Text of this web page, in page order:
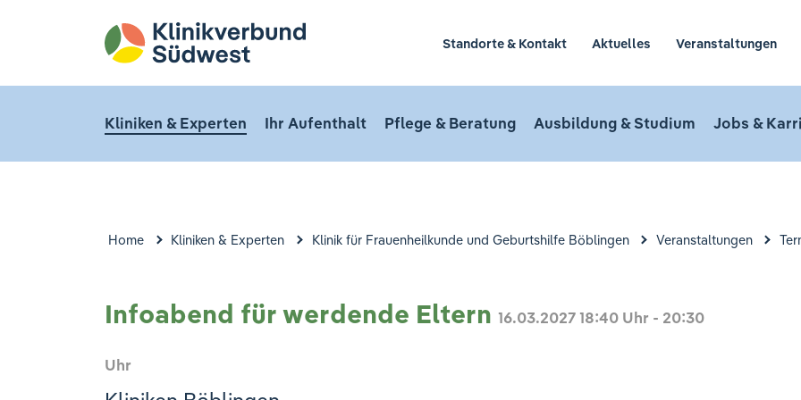
Standorte & Kontakt Aktuelles Veranstaltungen
Kliniken & Experten Ihr Aufenthalt Pflege & Beratung Ausbildung & Studium Jobs &
Home Kliniken & Experten Klinik für Frauenheilkunde und Geburtshilfe Böblingen Veranstaltungen
Infoabend für werdende Eltern 16.03.2027 18:40 Uhr - 20:30
Uhr